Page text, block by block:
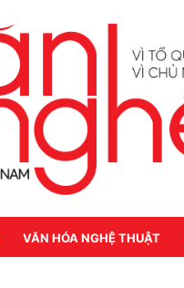
VĂN HÓA NGHỆ THUẬT